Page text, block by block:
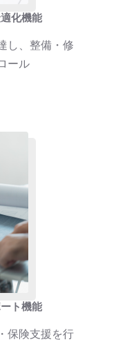
化機能
し、整備・修
ール
ト機能
保険支援を行